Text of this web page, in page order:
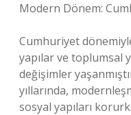
Modern Dönem:
Cumhuriyet
yapılar ve toplumsal
değişimler
yıllarında,
sosyal yapıları